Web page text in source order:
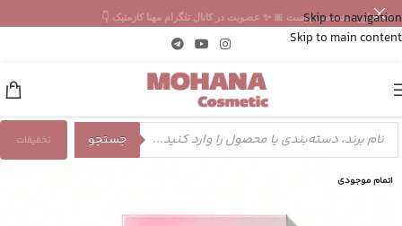
Skip to navigation
Skip to main content
✨ مشاوره تخصصی پوست 🎀 ✨ عضویت در کانال تلگرام مهنا کازمتیک 👇
جستجو تخفیفات
اتمام موجودی